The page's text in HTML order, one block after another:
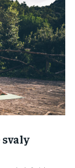
svaly